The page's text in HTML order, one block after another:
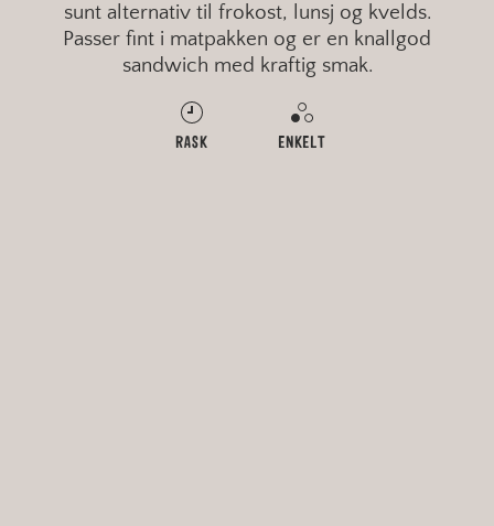
sunt alternativ til frokost, lunsj og kvelds.
Passer fint i matpakken og er en knallgod
sandwich med kraftig smak.
RASK ENKELT